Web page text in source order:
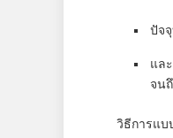
ปัจ
แล
จน
วิธีการแบ